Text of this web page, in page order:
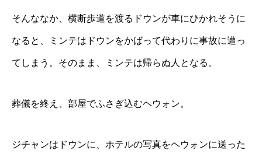
そんななか、横断歩道を渡るドウンが車にひかれそうに
なると、ミンテはドウンをかばって代わりに事故に遭っ
てしまう。そのまま、ミンテは帰らぬ人となる。
葬儀を終え、部屋でふさぎ込むヘウォン。
ジチャンはドウンに、ホテルの写真をヘウォンに送った